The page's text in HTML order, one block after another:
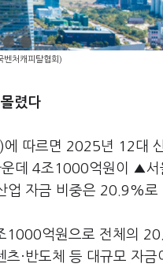
벤처캐피탈협회)
렸다
에 따르면 2025년 12대
운데 4조1000억원이 ▲
업 자금 비중은 20.9%
1000억원으로 전체의
츠·반도체 등 대규모 자